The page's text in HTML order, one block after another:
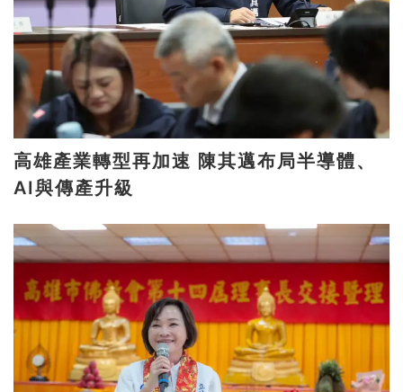
高雄產業轉型再加速 陳其邁布局半導體、
AI與傳產升級